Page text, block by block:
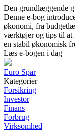
Den grundlæggende
Denne e-bog
økonomi, fra
værktøjer og tips til at
en stabil økonomisk
Læs e-bogen i dag
Euro Spar
Kategorier
Forsikring
Investor
Finans
Forbrug
Virksomhed